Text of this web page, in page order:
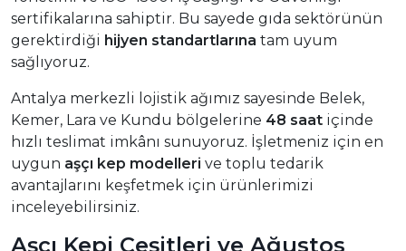
sertifikalarına sahiptir. Bu sayede gıda sektörünün
gerektirdiği hijyen standartlarına tam uyum
sağlıyoruz.
Antalya merkezli lojistik ağımız sayesinde Belek,
Kemer, Lara ve Kundu bölgelerine 48 saat içinde
hızlı teslimat imkânı sunuyoruz. İşletmeniz için en
uygun aşçı kep modelleri ve toplu tedarik
avantajlarını keşfetmek için ürünlerimizi
inceleyebilirsiniz.
Aşçı Kepi Çeşitleri ve Ağustos